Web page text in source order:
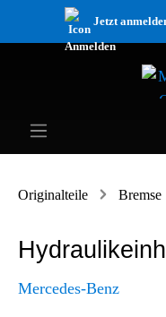
Jetzt
Originalteile Bremse
Mercedes-Benz